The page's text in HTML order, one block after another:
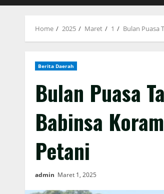
Home 2025 Maret 1 Bulan Puasa
Berita Daerah
Bulan Puasa
Babinsa
Petani
admin Maret 1, 2025